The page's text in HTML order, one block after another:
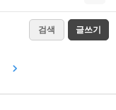
검색 글쓰기